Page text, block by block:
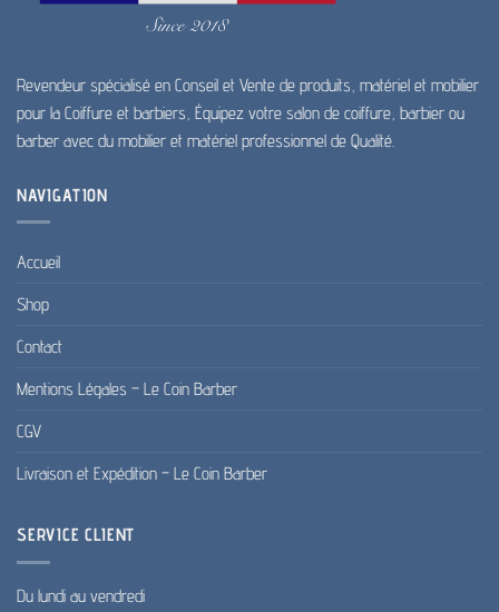
Revendeur spécialisé en Conseil et Vente de produits, matériel et mobilier
pour la Coiffure et barbiers, Équipez votre salon de coiffure, barbier ou
barber avec du mobilier et matériel professionnel de Qualité.
NAVIGATION
Accueil
Shop
Contact
Mentions Légales – Le Coin Barber
CGV
Livraison et Expédition – Le Coin Barber
SERVICE CLIENT
Du lundi au vendredi